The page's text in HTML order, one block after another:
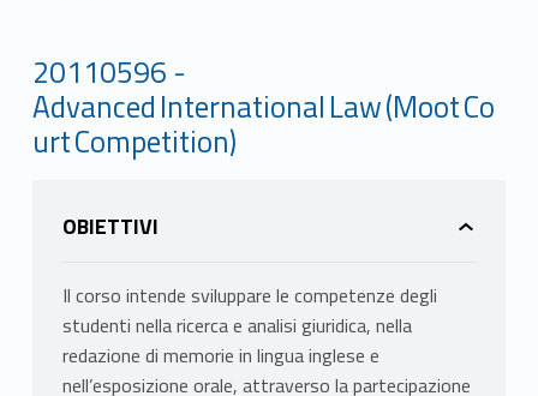
20110596 -
Advanced International Law (Moot Co
urt Competition)
OBIETTIVI
Il corso intende sviluppare le competenze degli
studenti nella ricerca e analisi giuridica, nella
redazione di memorie in lingua inglese e
nell’esposizione orale, attraverso la partecipazione